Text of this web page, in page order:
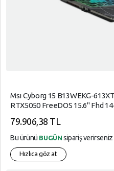
Msı Cyborg 15 B13WEKG-
RTX5050 FreeDOS 15.6" Fhd
79.906,38 TL
Bu ürünü BUGÜN sipariş verirseniz
Hızlıca göz at